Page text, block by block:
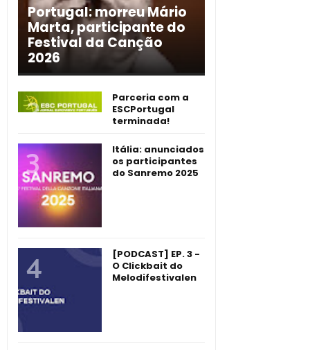
Portugal: morreu Mário
Marta, participante do
Festival da Canção
2026
Parceria com a
ESCPortugal
terminada!
Itália: anunciados
os participantes
do Sanremo 2025
[PODCAST] EP. 3 -
O Clickbait do
Melodifestivalen